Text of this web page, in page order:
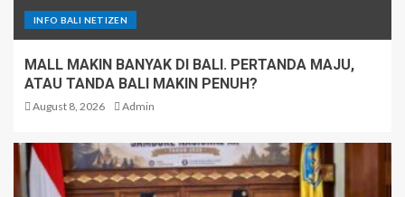
INFO BALI NETIZEN
MALL MAKIN BANYAK DI BALI. PERTANDA MAJU,
ATAU TANDA BALI MAKIN PENUH?
August 8, 2026 Admin